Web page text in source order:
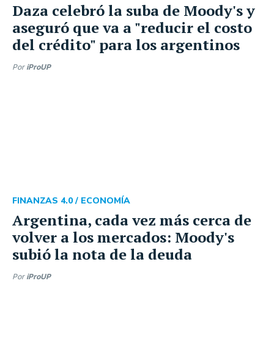
Daza celebró la suba de Moody's y
aseguró que va a "reducir el costo
del crédito" para los argentinos
Por iProUP
Argentina, cada vez más cerca de
volver a los mercados: Moody's
subió la nota de la deuda
FINANZAS 4.0 / ECONOMÍA
Por iProUP